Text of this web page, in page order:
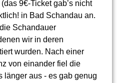
9€-Ticket gab’s nicht
in Bad Schandau an.
Schandauer
wir in deren
wurden. Nach einer
von einander fiel die
länger aus - es gab genug